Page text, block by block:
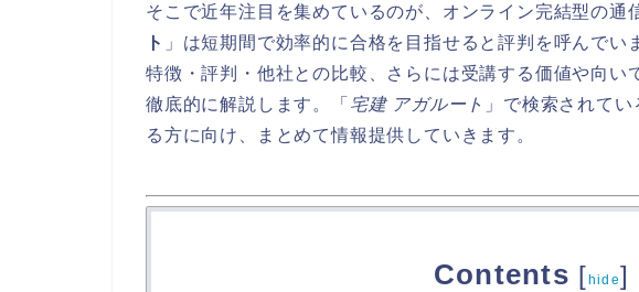
そこで近年注目を集めているのが、オンライン完結型の通
ト 」は短期間で効率的に合格を目指せると評判を呼んで
特徴・評判・他社との比較、さらには受講する価値や向い
徹底的に解説します。「 宅建 アガルート 」で検索されて
る方に向け、まとめて情報提供していきます。
Contents [hide]